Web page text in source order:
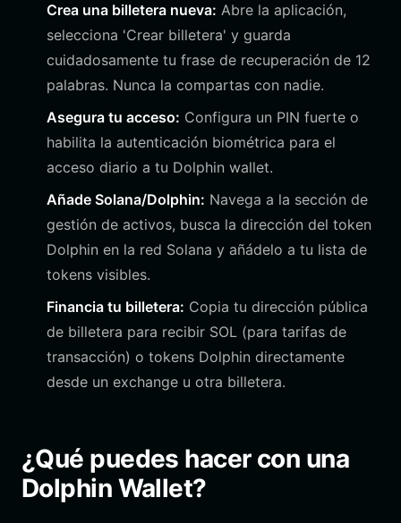
Crea una billetera nueva: Abre la aplicación,
selecciona 'Crear billetera' y guarda
cuidadosamente tu frase de recuperación de 12
palabras. Nunca la compartas con nadie.
Asegura tu acceso: Configura un PIN fuerte o
habilita la autenticación biométrica para el
acceso diario a tu Dolphin wallet.
Añade Solana/Dolphin: Navega a la sección de
gestión de activos, busca la dirección del token
Dolphin en la red Solana y añádelo a tu lista de
tokens visibles.
Financia tu billetera: Copia tu dirección pública
de billetera para recibir SOL (para tarifas de
transacción) o tokens Dolphin directamente
desde un exchange u otra billetera.
¿Qué puedes hacer con una
Dolphin Wallet?